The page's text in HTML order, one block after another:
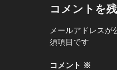
コメントを
メールアドレスが
須項目です
コメント ※